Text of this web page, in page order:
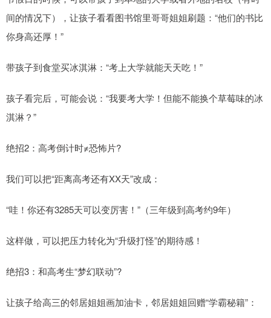
间的情况下），让孩子看看图书馆里哥哥姐姐刷题：“他们的书比
你身高还厚！”
带孩子到食堂买冰淇淋：“考上大学就能天天吃！”
孩子看完后，可能会说：“我要考大学！但能不能换个草莓味的冰
淇淋？”
绝招2：高考倒计时≠恐怖片?
我们可以把“距离高考还有XX天”改成：
“哇！你还有3285天可以变厉害！”（三年级到高考约9年）
这样做，可以把压力转化为“升级打怪”的期待感！
绝招3：和高考生“梦幻联动”?
让孩子给高三的邻居姐姐画加油卡，邻居姐姐回赠“学霸秘籍”：